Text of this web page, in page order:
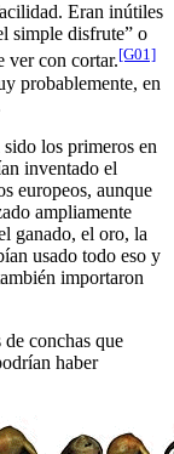
Eran inútiles
simple disfrute” o
ver con cortar.[G01]
probablemente, en
los primeros en
inventado el
europeos, aunque
ampliamente
ganado, el oro, la
usado todo eso y
importaron
conchas que
haber